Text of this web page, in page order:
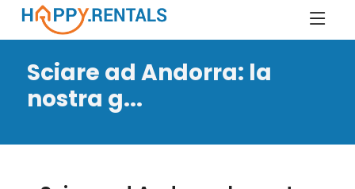
Sciare ad Andorra: la
nostra g...